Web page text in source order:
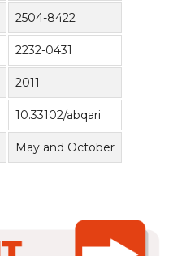
2504-8422
2232-0431
2011
10.33102/abqari
May and October